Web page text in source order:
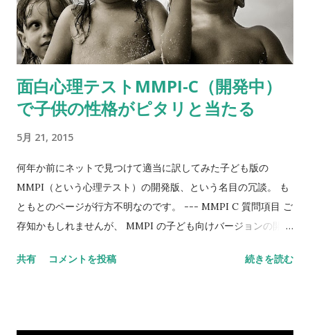
representation of people 人物表現の細やかさ １＝自己中心
的で、思考や感情の、もしくは自己と他者の特質の混乱が見ら
れる。 ３＝人物のパーソナリティや内的な状態は、比較的単純
な方法で、良いと悪いに分裂して表現されるなど、ごくわずか
しか推敲されていない。 ５＝自己や他者の表現はステレオタイ
プで独創性を欠いているものの、良い特徴と悪い特徴のどちら
る。 ７＝心の状態に十分意識が向いており、自己や他者への洞
察があり、かなり細かな違いに気がついてそれを示すことがで
きる。 こんな感じだった。
面白心理テストMMPI-C（開発中）
で子供の性格がピタリと当たる
5月 21, 2015
何年か前にネットで見つけて適当に訳してみた子ども版の
MMPI（という心理テスト）の開発版、という名目の冗談。 も
ともとのページが行方不明なのです。 --- MMPI C 質問項目 ご
存知かもしれませんが、 MMPI の子ども向けバージョンの開発
スコアリング案です。 Taro Taylor
共有 コメントを投稿 続きを読む